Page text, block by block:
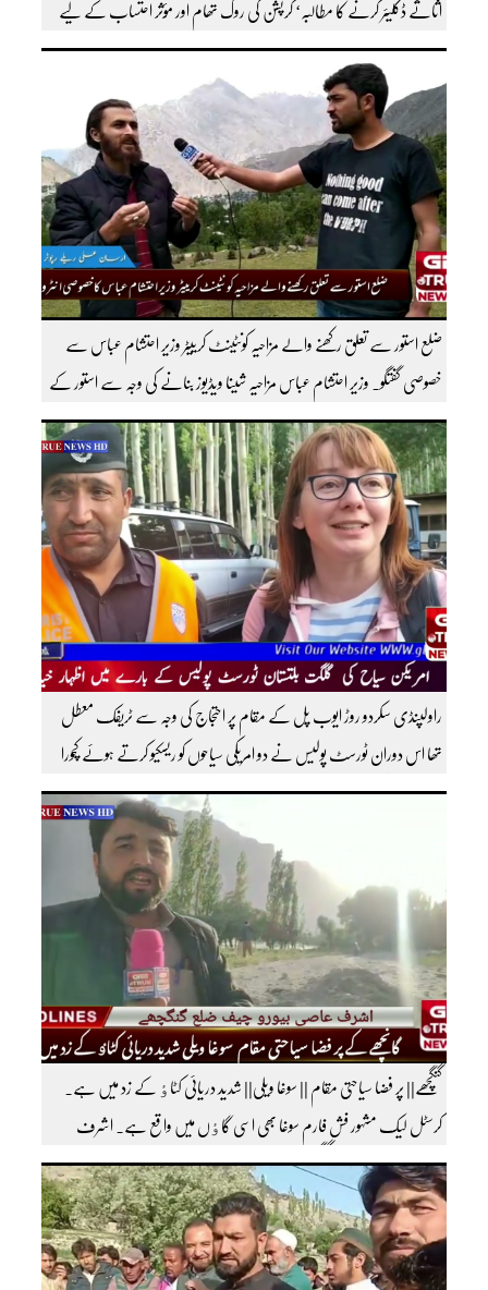
اثاثے ڈکلیئر کرنے کا مطالبہ‘ کرپشن کی روک تھام اور مؤثر احتساب کے لیے
ٹاسک فورس کے قیام کا بھی مطالبہ کردیا
ضلع استور سے تعلق رکھنے والے مزاحیہ کونٹینٹ کرییٹر وزیر احتشام عباس سے
خصوصی گفتگو۔ وزیر احتشام عباس مزاحیہ شینا ویڈیوز بنانے کی وجہ سے استور کے
اندر کافی مشہور ہیں مزید اچھی اچھی ویڈیوز دیکھنے کے لئے ہمارے یوٹیوب چینل کو
سبسکرائب کریں
راولپنڈی سکردو روڑ ایوب پل کے مقام پر احتجاج کی وجہ سے ٹریفک معطل
تھا اس دوران ٹورسٹ پولیس نے دو امریکی سیاحوں کو ریسکیو کرتے ہوئے کچورا
پہنچایا تھا امریکی سیاحوں کی گلگت بلتستان ٹورسٹ پولیس کے بارے اظہار
خیال کرتے ہوئے مزید اچھی اچھی ویڈیوز دیکھنے کے لئے ہمارے یوٹیوب چینل کو
گنگچھے|| پر فضا سیاحتی مقام || سوغا ویلی|| شدید دریائی کٹاٶ کے زد میں ہے۔
کرسٹل لیک مشہور فش فارم سوغا بھی اسی گاٶں میں واقع ہے۔ اشرف
عاصی بیورو چیف ضلع گنگچھے مزید اپڈیٹس دیکھنے کے لئے ہمارے یوٹیوب چینل کو
سبسکرائب کریں